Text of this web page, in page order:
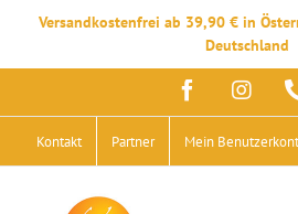
Versandkostenfrei ab 39,90 € in
Deutschland
springen
Facebook
Kontakt Partner Mein